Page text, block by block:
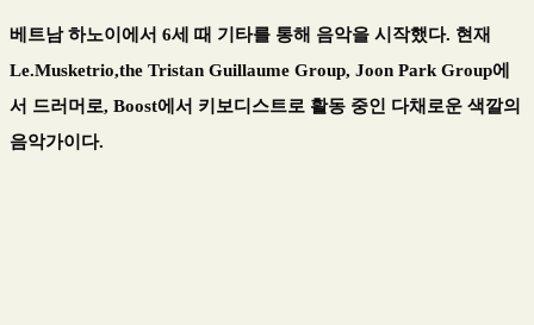
베트남 하노이에서 6세 때 기타를 통해 음악을 시작했다. 현재
Le.Musketrio,the Tristan Guillaume Group, Joon Park Group에
서 드러머로, Boost에서 키보디스트로 활동 중인 다채로운 색깔의
음악가이다.